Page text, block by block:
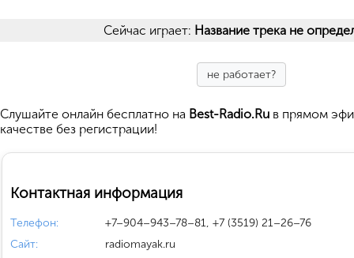
Сейчас играет: Название трека не
не работает?
Cлушайте онлайн бесплатно на Best-Radio.Ru в прямом
качестве без регистрации!
Контактная информация
Телефон:
+7–904–943–78–81, +7 (3519) 21–26–76
Сайт:
radiomayak.ru